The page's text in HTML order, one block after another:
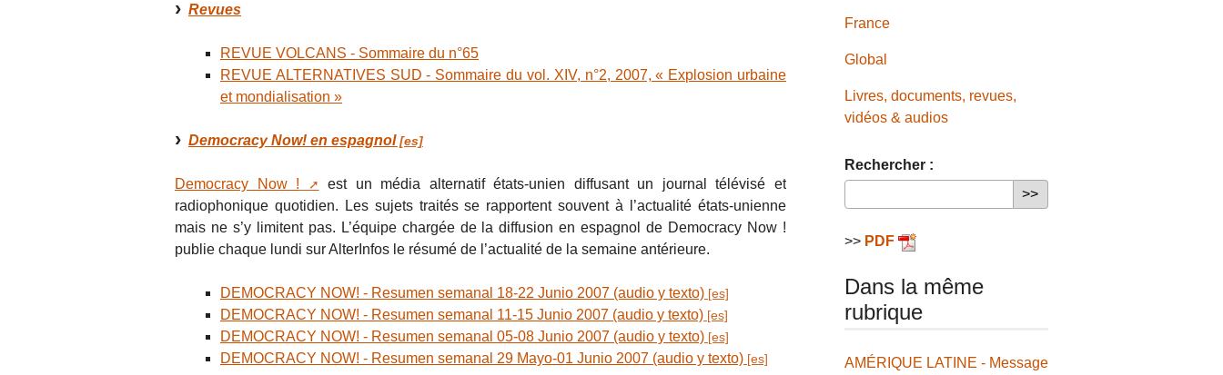
Revues
REVUE VOLCANS - Sommaire du n°65
REVUE ALTERNATIVES SUD - Sommaire du vol. XIV, n°2, 2007, « Explosion urbaine
et mondialisation »
Democracy Now! en espagnol
Democracy Now !
est un média alternatif états-unien diffusant un journal télévisé et
radiophonique quotidien. Les sujets traités se rapportent souvent à l’actualité états-unienne
mais ne s’y limitent pas. L’équipe chargée de la diffusion en espagnol de Democracy Now !
publie chaque lundi sur AlterInfos le résumé de l’actualité de la semaine antérieure.
DEMOCRACY NOW! - Resumen semanal 18-22 Junio 2007 (audio y texto)
DEMOCRACY NOW! - Resumen semanal 11-15 Junio 2007 (audio y texto)
DEMOCRACY NOW! - Resumen semanal 05-08 Junio 2007 (audio y texto)
DEMOCRACY NOW! - Resumen semanal 29 Mayo-01 Junio 2007 (audio y texto)
France
Global
Livres, documents, revues,
vidéos & audios
Rechercher :
>> PDF
Dans la même
rubrique
AMÉRIQUE LATINE - Message